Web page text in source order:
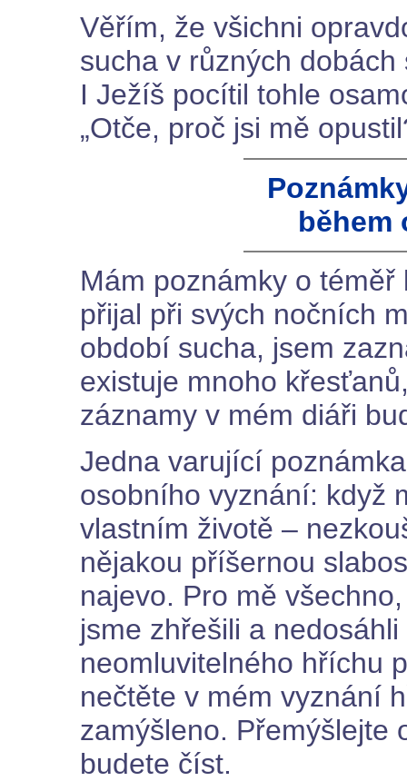
Věřím, že všichni
sucha v různých
I Ježíš pocítil tohle
„Otče, proč jsi mě
během
Mám poznámky o
přijal při svých nočních
období sucha, jsem
existuje mnoho
záznamy v mém diáři
Jedna varující
osobního vyznání: když
vlastním životě –
nějakou příšernou
najevo. Pro mě
jsme zhřešili a
neomluvitelného hříchu
nečtěte v mém vyznání
zamýšleno. Přemýšlejte
budete číst.